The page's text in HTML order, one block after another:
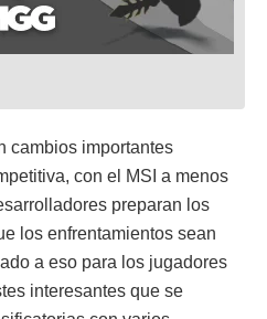
cambios importantes
con el MSI a menos
preparan los
los enfrentamientos sean
a eso para los jugadores
interesantes que se